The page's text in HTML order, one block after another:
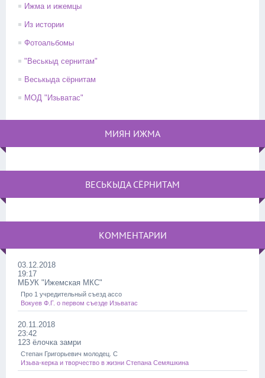
Ижма и ижемцы
Из истории
Фотоальбомы
"Веськыд сернитам"
Веськыда сёрнитам
МОД "Изьватас"
МИЯН ИЖМА
ВЕСЬКЫДА СЁРНИТАМ
КОММЕНТАРИИ
03.12.2018
19:17
МБУК "Ижемская МКС"
Про 1 учредительный съезд ассо
Вокуев Ф.Г. о первом съезде Изьватас
20.11.2018
23:42
123 ёлочка замри
Степан Григорьевич молодец. С
Изьва-керка и творчество в жизни Степана Семяшкина